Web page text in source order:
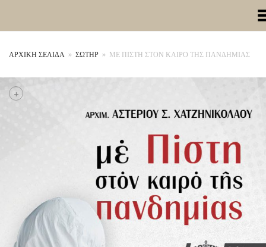
Toggle
ΑΡΧΙΚΉ ΣΕΛΊΔΑ » ΣΩΤΗΡ » ΜΕ ΠΙΣΤΗ ΣΤΟΝ ΚΑΙΡΟ ΤΗΣ ΠΑΝΔΗΜΙΑΣ
+